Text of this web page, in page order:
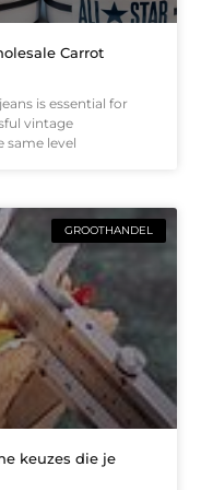
Carrot
is essential for
vintage
same level
GROOTHANDEL
keuzes die je